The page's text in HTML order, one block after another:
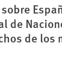
de
de los
via Compartir